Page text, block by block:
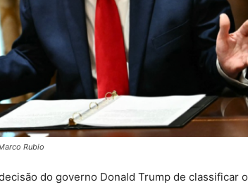
Rubio
do governo Donald Trump de classificar o